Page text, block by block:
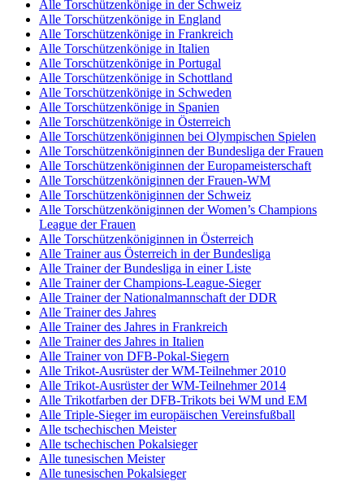
Alle Torschützenkönige in der Schweiz
Alle Torschützenkönige in England
Alle Torschützenkönige in Frankreich
Alle Torschützenkönige in Italien
Alle Torschützenkönige in Portugal
Alle Torschützenkönige in Schottland
Alle Torschützenkönige in Schweden
Alle Torschützenkönige in Spanien
Alle Torschützenkönige in Österreich
Alle Torschützenköniginnen bei Olympischen Spielen
Alle Torschützenköniginnen der Bundesliga der Frauen
Alle Torschützenköniginnen der Europameisterschaft
Alle Torschützenköniginnen der Frauen-WM
Alle Torschützenköniginnen der Schweiz
Alle Torschützenköniginnen der Women’s Champions
League der Frauen
Alle Torschützenköniginnen in Österreich
Alle Trainer aus Österreich in der Bundesliga
Alle Trainer der Bundesliga in einer Liste
Alle Trainer der Champions-League-Sieger
Alle Trainer der Nationalmannschaft der DDR
Alle Trainer des Jahres
Alle Trainer des Jahres in Frankreich
Alle Trainer des Jahres in Italien
Alle Trainer von DFB-Pokal-Siegern
Alle Trikot-Ausrüster der WM-Teilnehmer 2010
Alle Trikot-Ausrüster der WM-Teilnehmer 2014
Alle Trikotfarben der DFB-Trikots bei WM und EM
Alle Triple-Sieger im europäischen Vereinsfußball
Alle tschechischen Meister
Alle tschechischen Pokalsieger
Alle tunesischen Meister
Alle tunesischen Pokalsieger